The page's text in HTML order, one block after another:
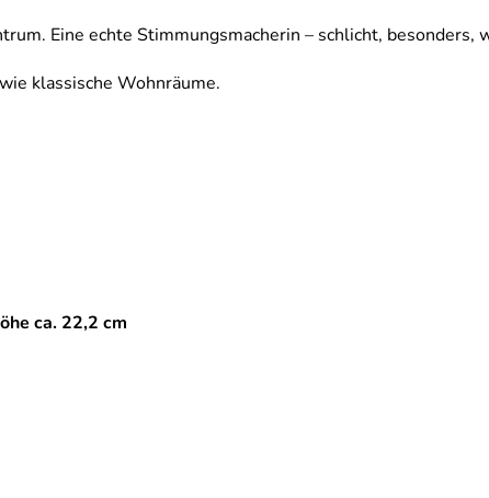
Eine echte Stimmungsmacherin – schlicht, besonders,
klassische Wohnräume.
ca. 22,2 cm